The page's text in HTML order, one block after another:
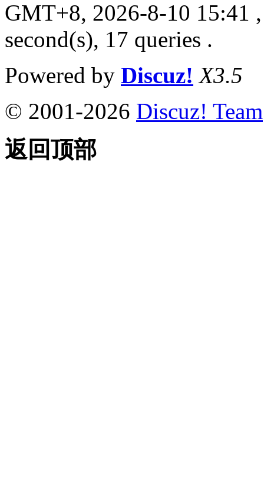
GMT+8, 2026-8-10 15:41
second(s), 17 queries .
Powered by Discuz! X3.5
© 2001-2026 Discuz! Team
返回顶部